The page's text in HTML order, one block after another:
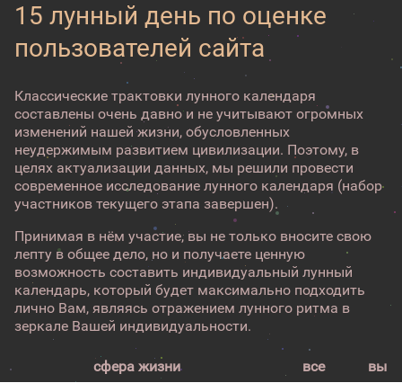
15 лунный день по оценке
пользователей сайта
Классические трактовки лунного календаря
составлены очень давно и не учитывают огромных
изменений нашей жизни, обусловленных
неудержимым развитием цивилизации. Поэтому, в
целях актуализации данных, мы решили провести
современное исследование лунного календаря (набор
участников текущего этапа завершен).
Принимая в нём участие, вы не только вносите свою
лепту в общее дело, но и получаете ценную
возможность составить индивидуальный лунный
календарь, который будет максимально подходить
лично Вам, являясь отражением лунного ритма в
зеркале Вашей индивидуальности.
сфера жизни все вы